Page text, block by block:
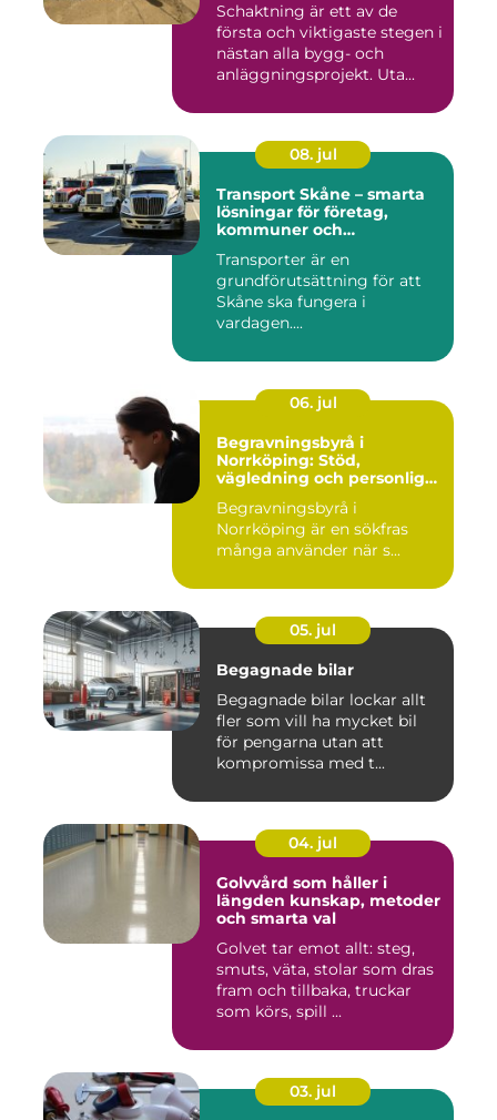
Schaktning är ett av de
första och viktigaste stegen i
nästan alla bygg- och
anläggningsprojekt. Uta...
08. jul
Transport Skåne – smarta
lösningar för företag,
kommuner och
Transporter är en
grundförutsättning för att
Skåne ska fungera i
vardagen....
06. jul
Begravningsbyrå i
Norrköping: Stöd,
vägledning och personliga
Begravningsbyrå i
Norrköping är en sökfras
många använder när s...
05. jul
Begagnade bilar
Begagnade bilar lockar allt
fler som vill ha mycket bil
för pengarna utan att
kompromissa med t...
04. jul
Golvvård som håller i
längden kunskap, metoder
och smarta val
Golvet tar emot allt: steg,
smuts, väta, stolar som dras
fram och tillbaka, truckar
som körs, spill ...
03. jul